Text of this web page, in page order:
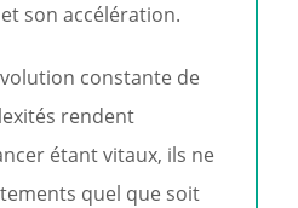
son accélération.
constante de
rendent
étant vitaux, ils ne
quel que soit